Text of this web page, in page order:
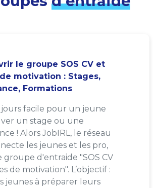
le groupe SOS CV et
motivation : Stages,
Formations
facile pour un jeune
un stage ou une
! Alors JobIRL, le réseau
les jeunes et les pro,
groupe d'entraide "SOS CV
de motivation". L’objectif :
jeunes à préparer leurs